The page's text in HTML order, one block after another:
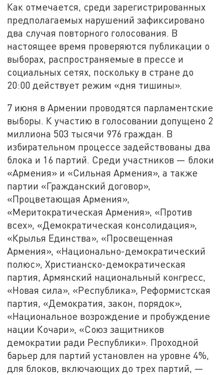
Как отмечается, среди зарегистрированных
предполагаемых нарушений зафиксировано
два случая повторного голосования. В
настоящее время проверяются публикации о
выборах, распространяемые в прессе и
социальных сетях, поскольку в стране до
20:00 действует режим «дня тишины».
7 июня в Армении проводятся парламентские
выборы. К участию в голосовании допущено 2
миллиона 503 тысячи 976 граждан. В
избирательном процессе задействованы два
блока и 16 партий. Среди участников — блоки
«Армения» и «Сильная Армения», а также
партии «Гражданский договор»,
«Процветающая Армения»,
«Меритократическая Армения», «Против
всех», «Демократическая консолидация»,
«Крылья Единства», «Просвещенная
Армения», «Национально-демократический
полюс», Христианско-демократическая
партия, Армянский национальный конгресс,
«Новая сила», «Республика», Реформистская
партия, «Демократия, закон, порядок»,
«Национальное возрождение и пробуждение
нации Кочари», «Союз защитников
демократии ради Республики». Проходной
барьер для партий установлен на уровне 4%,
для блоков, включающих до трех партий, —